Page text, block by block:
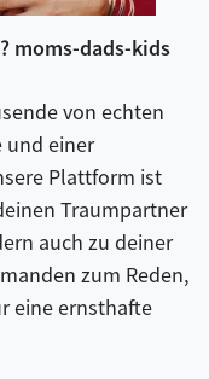
moms-dads-kids
von echten
und einer
Plattform ist
Traumpartner
auch zu deiner
zum Reden,
eine ernsthafte